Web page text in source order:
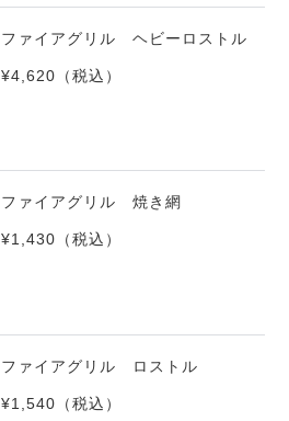
ファイアグリル ヘビーロストル
¥4,620 （税込）
ファイアグリル 焼き網
¥1,430 （税込）
ファイアグリル ロストル
¥1,540 （税込）